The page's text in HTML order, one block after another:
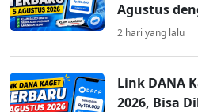
Agustus
2 hari yang lalu
Link DANA
2026, Bisa